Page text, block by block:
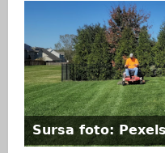
Sursa foto: